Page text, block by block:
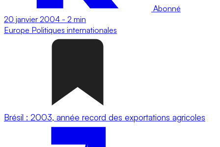
Abonné
20 janvier 2004 - 2 min
Europe Politiques internationales
Brésil : 2003, année record des exportations agricoles